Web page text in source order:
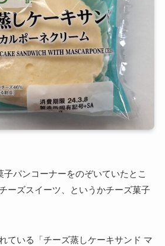
子パンコーナーをのぞいていたとこ
ーズスイーツ、というかチーズ菓子
ている「チーズ蒸しケーキサンド マ